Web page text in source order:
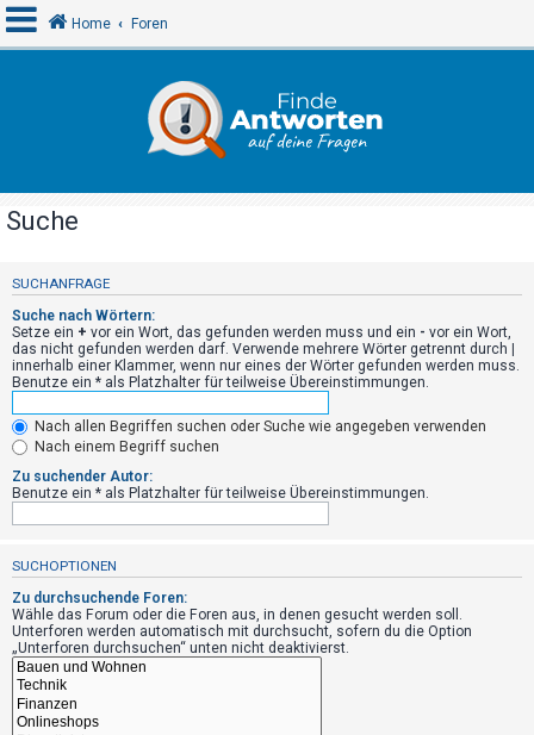
e
e
n
e
g
i
s
r
i
e
r
e
n
Home Foren
Suche
SUCHANFRAGE
Suche nach Wörtern:
Setze ein + vor ein Wort, das gefunden werden muss und ein - vor ein Wort,
das nicht gefunden werden darf. Verwende mehrere Wörter getrennt durch |
innerhalb einer Klammer, wenn nur eines der Wörter gefunden werden muss.
Benutze ein * als Platzhalter für teilweise Übereinstimmungen.
Nach allen Begriffen suchen oder Suche wie angegeben verwenden
Nach einem Begriff suchen
Zu suchender Autor:
Benutze ein * als Platzhalter für teilweise Übereinstimmungen.
SUCHOPTIONEN
Zu durchsuchende Foren:
Wähle das Forum oder die Foren aus, in denen gesucht werden soll.
Unterforen werden automatisch mit durchsucht, sofern du die Option
„Unterforen durchsuchen“ unten nicht deaktivierst.